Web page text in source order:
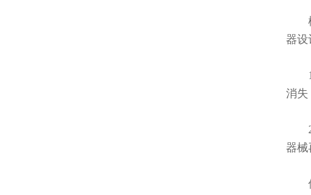
橡
器设
1.
消失
2.
器械
值